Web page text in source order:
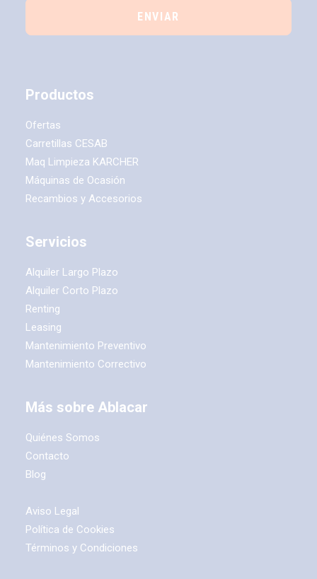
Productos
Ofertas
Carretillas CESAB
Maq Limpieza KARCHER
Máquinas de Ocasión
Recambios y Accesorios
Servicios
Alquiler Largo Plazo
Alquiler Corto Plazo
Renting
Leasing
Mantenimiento Preventivo
Mantenimiento Correctivo
Más sobre Ablacar
Quiénes Somos
Contacto
Blog
Aviso Legal
Política de Cookies
Términos y Condiciones